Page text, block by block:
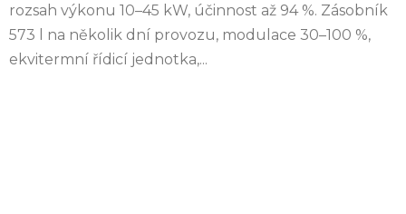
rozsah výkonu 10–45 kW, účinnost až 94 %. Zásobník
573 l na několik dní provozu, modulace 30–100 %,
ekvitermní řídicí jednotka,...